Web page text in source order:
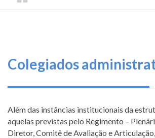
O
Fale
Conosco
TRILHA
CONSELHO
FEDERAL
Colegiados
Além das instâncias institucionais da
aquelas previstas pelo Regimento –
Diretor, Comitê de Avaliação e